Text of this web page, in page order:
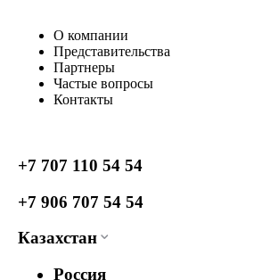
О компании
Представительства
Партнеры
Частые вопросы
Контакты
+7 707 110 54 54
+7 906 707 54 54
Казахстан
Россия